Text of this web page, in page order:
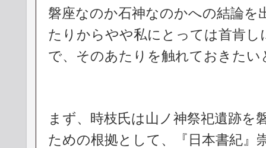
磐座なのか石神なのかへの結論を
たりからやや私にとっては首肯
で、そのあたりを触れておきたい
まず、時枝氏は山ノ神祭祀遺跡を
ための根拠として、『日本書紀』